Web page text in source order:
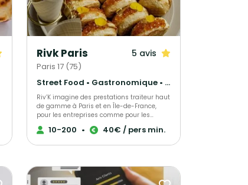
Rivk Paris 5 avis
Paris 17 (75)
Street Food • Gastronomique • Cuisine régionale
Riv’K imagine des prestations traiteur haut
de gamme à Paris et en Île-de-France,
pour les entreprises comme pour les
particuliers. Buffets élégants, cocktails
raffinés, réceptions sur mesure — notre
vos envies et à chaque occasion. Nous
proposons une large gamme de menus :
10-200 • 40€ / pers min.